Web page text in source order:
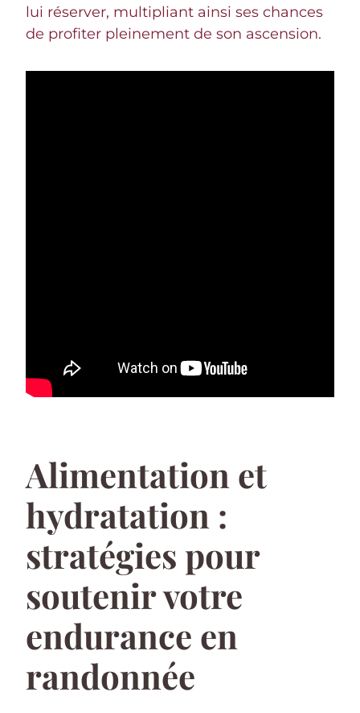
lui réserver, multipliant ainsi ses chances
de profiter pleinement de son ascension.
Alimentation et
hydratation :
stratégies pour
soutenir votre
endurance en
randonnée